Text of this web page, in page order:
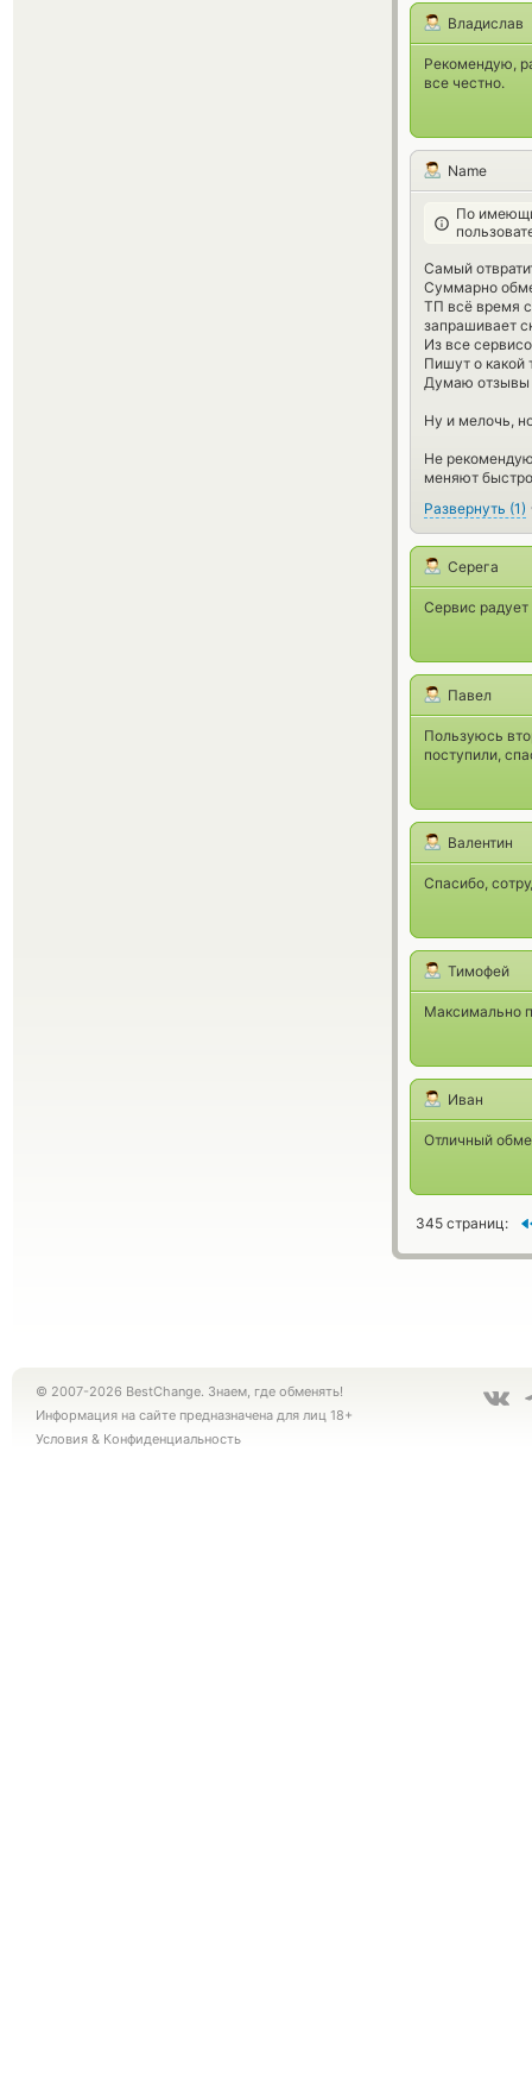
Владислав
Рекомендую,
все честно.
Name
По
Самый
Суммарно
ТП всё время
запрашивает
Из все
Пишут о какой
Думаю отзывы
Ну и мелочь,
Не
меняют
Развернуть (1)
Серега
Сервис
Павел
Пользуюсь
поступили,
Валентин
Спасибо,
Тимофей
Максимально
Иван
Отличный
345 страниц:
© 2007-2026 BestChange. Знаем, где обменять!
Информация на сайте предназначена для лиц 18+
Условия & Конфиденциальность